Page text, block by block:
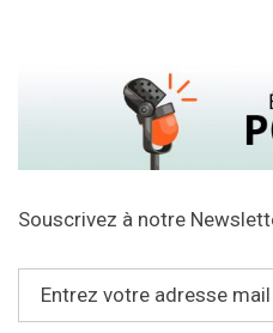
Souscrivez à notre